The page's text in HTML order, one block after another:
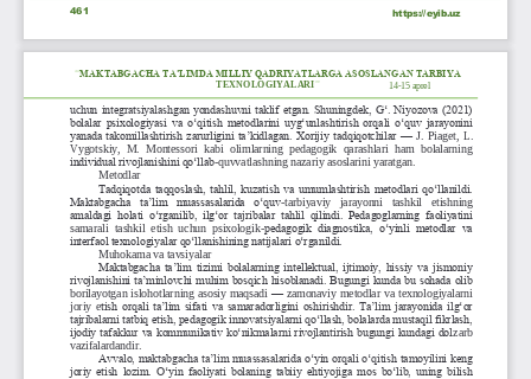
461 https://eyib.uz
“MAKTABGACHA TA’LIMDA MILLIY QADRIYATLARGA ASOSLANGAN TARBIYA
TEXNOLOGIYALARI” 14-15 aprel
uchun integratsiyalashgan yondashuvni taklif etgan. Shuningdek, G‘. Niyozova (2021)
bolalar psixologiyasi va o‘qitish metodlarini uyg‘unlashtirish orqali o‘quv jarayonini
yanada takomillashtirish zarurligini ta’kidlagan. Xorijiy tadqiqotchilar — J.  Piaget, L.
Vygotskiy,  M.  Montessori  kabi  olimlarning  pedagogik  qarashlari  ham  bolalarning
individual rivojlanishini qo‘llab-quvvatlashning nazariy asoslarini yaratgan.
Metodlar
Tadqiqotda taqqoslash, tahlil, kuzatish va umumlashtirish metodlari qo‘llanildi.
Maktabgacha  ta’lim  muassasalarida  o‘quv-tarbiyaviy   jarayonni   tashkil   etishning
amaldagi  holati  o‘rganilib,  ilg‘or  tajribalar  tahlil  qilindi.  Pedagoglarning  faoliyatini
samarali  tashkil  etish  uchun  psixologik-pedagogik  diagnostika,  o‘yinli  metodlar  va
interfaol texnologiyalar qo‘llanishining natijalari o‘rganildi.
Muhokama va tavsiyalar
Maktabgacha ta’lim tizimi bolalarning intellektual, ijtimoiy, hissiy va jismoniy
rivojlanishini ta’minlovchi muhim bosqich hisoblanadi. Bugungi kunda bu sohada olib
borilayotgan islohotlarning asosiy maqsadi — zamonaviy metodlar va texnologiyalarni
joriy  etish orqali ta’lim sifati va samaradorligini oshirishdir. Ta’lim jarayonida ilg‘or
tajribalarni tatbiq etish, pedagogik innovatsiyalarni qo‘llash, bolalarda mustaqil fikrlash,
ijodiy tafakkur va kommunikativ ko‘nikmalarni rivojlantirish bugungi kundagi dolzarb
vazifalardandir.
Avvalo, maktabgacha ta’lim muassasalarida o‘yin orqali o‘qitish tamoyilini keng
joriy etish lozim. O‘yin faoliyati bolaning tabiiy ehtiyojiga mos bo‘lib, uning bilish